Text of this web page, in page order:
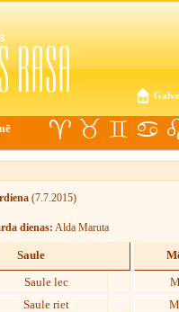
(7.7.2015)
dienas: Alda Maruta
Saule
Saule lec
Saule riet